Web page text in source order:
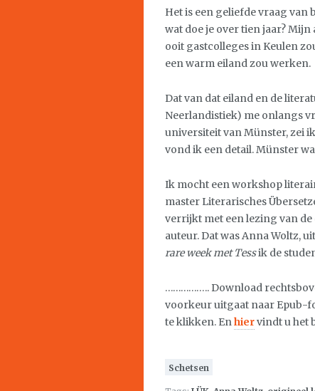
Het is een geliefde vraag van
wat doe je over tien jaar?
ooit gastcolleges in Keulen
een warm eiland zou werken.
Dat van dat eiland en de
Neerlandistiek) me onlangs
universiteit van Münster, zei
vond ik een detail. Münster
Ik mocht een workshop
master Literarisches
verrijkt met een lezing van
auteur. Dat was Anna Woltz,
rare week met Tessik de
…………….. Download
voorkeur uitgaat naar Epub-
te klikken. Enhiervindt u het
Schetsen